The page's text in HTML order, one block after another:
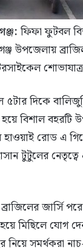
ফিফা ফুটবল
উপজেলায়
দিকে
বিশাল বহরটি
হাওয়াই রোড এ
টুটুলের
জার্সি
মিছিলে যোগ
সমর্থকরা